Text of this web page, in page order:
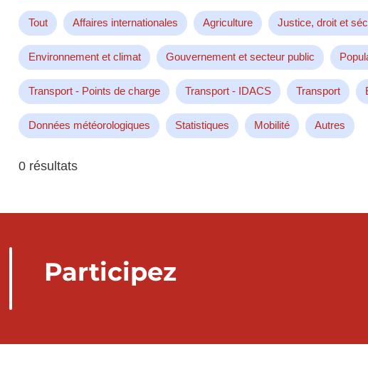
Tout Affaires internationales Agriculture Justice, droit et
Environnement et climat Gouvernement et secteur public
Transport - Points de charge Transport - IDACS Transport
Données météorologiques Statistiques Mobilité Autres
0 résultats
Participez